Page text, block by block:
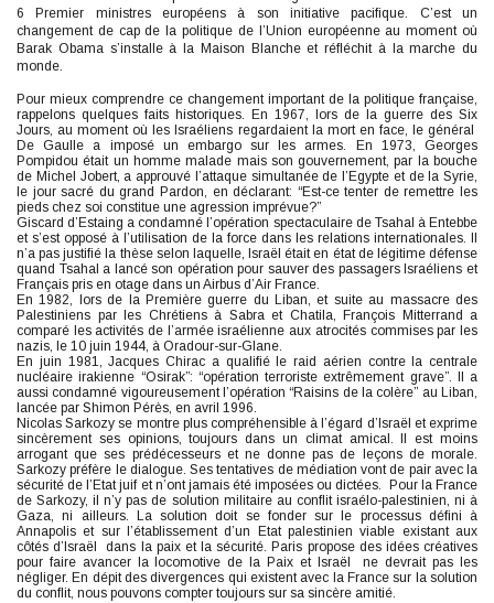
6 Premier ministres européens à son initiative pacifique. C’est un
changement de cap de la politique de l’Union européenne au moment où
Barak Obama s’installe à la Maison Blanche et réfléchit à la marche du
monde.
Pour mieux comprendre ce changement important de la politique française,
rappelons quelques faits historiques. En 1967, lors de la guerre des Six
Jours, au moment où les Israéliens regardaient la mort en face, le général
De Gaulle a imposé un embargo sur les armes. En 1973, Georges
Pompidou était un homme malade mais son gouvernement, par la bouche
de Michel Jobert, a approuvé l’attaque simultanée de l’Egypte et de la Syrie,
le jour sacré du grand Pardon, en déclarant: “Est-ce tenter de remettre les
pieds chez soi constitue une agression imprévue?”
Giscard d’Estaing a condamné l’opération spectaculaire de Tsahal à Entebbe
et s’est opposé à l’utilisation de la force dans les relations internationales. Il
n’a pas justifié la thèse selon laquelle, Israël était en état de légitime défense
quand Tsahal a lancé son opération pour sauver des passagers Israéliens et
Français pris en otage dans un Airbus d’Air France.
En 1982, lors de la Première guerre du Liban, et suite au massacre des
Palestiniens par les Chrétiens à Sabra et Chatila, François Mitterrand a
comparé les activités de l’armée israélienne aux atrocités commises par les
nazis, le 10 juin 1944, à Oradour-sur-Glane.
En juin 1981, Jacques Chirac a qualifié le raid aérien contre la centrale
nucléaire irakienne “Osirak”: “opération terroriste extrêmement grave”. Il a
aussi condamné vigoureusement l’opération “Raisins de la colère” au Liban,
lancée par Shimon Pérès, en avril 1996.
Nicolas Sarkozy se montre plus compréhensible à l’égard d’Israël et exprime
sincèrement ses opinions, toujours dans un climat amical. Il est moins
arrogant que ses prédécesseurs et ne donne pas de leçons de morale.
Sarkozy préfère le dialogue. Ses tentatives de médiation vont de pair avec la
sécurité de l’Etat juif et n’ont jamais été imposées ou dictées. Pour la France
de Sarkozy, il n’y pas de solution militaire au conflit israélo-palestinien, ni à
Gaza, ni ailleurs. La solution doit se fonder sur le processus défini à
Annapolis et sur l’établissement d’un Etat palestinien viable existant aux
côtés d’Israël dans la paix et la sécurité. Paris propose des idées créatives
pour faire avancer la locomotive de la Paix et Israël ne devrait pas les
négliger. En dépit des divergences qui existent avec la France sur la solution
du conflit, nous pouvons compter toujours sur sa sincère amitié.